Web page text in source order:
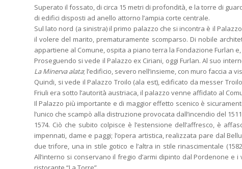
Superato il fossato, di circa 15 metri di profondità, e la torre di
di edifici disposti ad anello attorno l’ampia corte centrale.
Sul lato nord (a sinistra) il primo palazzo che si incontra è il
il volere del marito, prematuramente scomparso. Di nobile
appartiene al Comune, ospita a piano terra la Fondazione Furlan
Proseguendo si vede il Palazzo ex Ciriani, oggi Furlan. Al suo
La Minerva alata; l’edificio, severo nell’insieme, con muro faccia
Quindi, si vede il Palazzo Troilo (ala est), edificato da messer
Friuli era sotto l’autorità austriaca, il palazzo venne affidato al
Il Palazzo più importante e di maggior effetto scenico è
l’unico che scampò alla distruzione provocata dall’incendio del
1574. Ciò che subito colpisce è l’estensione dell’affresco, è
impennati, dame e paggi; l’opera artistica, realizzata pare dal
due trifore, una in stile gotico e l’altra in stile rinascimentale
All’interno si conservano il fregio d’armi dipinto dal Pordenone